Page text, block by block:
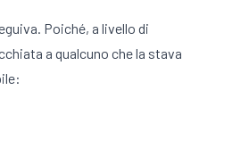
Poiché, a livello di
a qualcuno che la stava